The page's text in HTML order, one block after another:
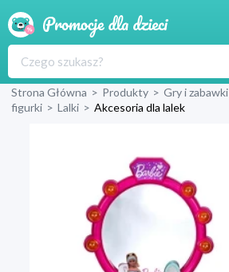
Produkty
Blog
Wyprawka
Strona Główna > Produkty > Gry i zabawki
figurki > Lalki > Akcesoria dla lalek